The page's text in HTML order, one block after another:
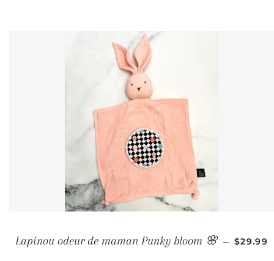
Lapinou odeur de maman Punky bloom 🌸 — PRIX
$29.99